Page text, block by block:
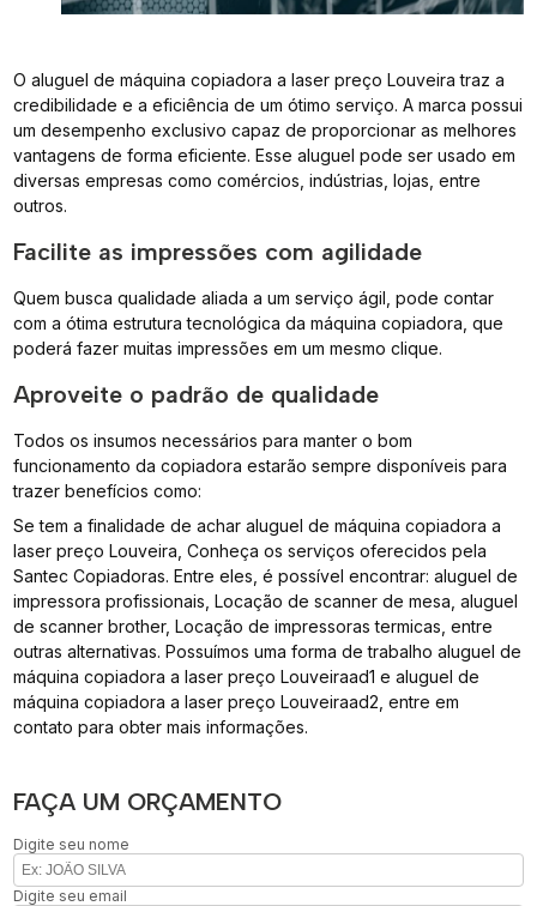
O aluguel de máquina copiadora a laser preço Louveira traz a
credibilidade e a eficiência de um ótimo serviço. A marca possui
um desempenho exclusivo capaz de proporcionar as melhores
vantagens de forma eficiente. Esse aluguel pode ser usado em
diversas empresas como comércios, indústrias, lojas, entre
outros.
Facilite as impressões com agilidade
Quem busca qualidade aliada a um serviço ágil, pode contar
com a ótima estrutura tecnológica da máquina copiadora, que
poderá fazer muitas impressões em um mesmo clique.
Aproveite o padrão de qualidade
Todos os insumos necessários para manter o bom
funcionamento da copiadora estarão sempre disponíveis para
trazer benefícios como:
Se tem a finalidade de achar aluguel de máquina copiadora a
laser preço Louveira, Conheça os serviços oferecidos pela
Santec Copiadoras. Entre eles, é possível encontrar: aluguel de
impressora profissionais, Locação de scanner de mesa, aluguel
de scanner brother, Locação de impressoras termicas, entre
outras alternativas. Possuímos uma forma de trabalho aluguel de
máquina copiadora a laser preço Louveiraad1 e aluguel de
máquina copiadora a laser preço Louveiraad2, entre em
contato para obter mais informações.
FAÇA UM ORÇAMENTO
Digite seu nome
Digite seu email